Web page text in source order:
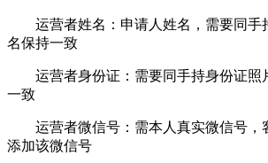
运营者姓名：申请人姓名，需要同手
名保持一致
运营者身份证：需要同手持身份证照
一致
运营者微信号：需本人真实微信号，
添加该微信号